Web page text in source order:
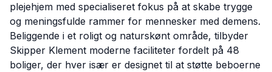
plejehjem med specialiseret fokus på at skabe trygge
og meningsfulde rammer for mennesker med demens.
Beliggende i et roligt og naturskønt område, tilbyder
Skipper Klement moderne faciliteter fordelt på 48
boliger, der hver især er designet til at støtte beboerne